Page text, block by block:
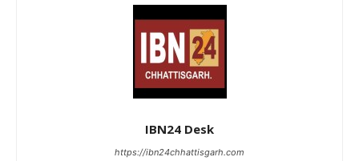
IBN24 Desk
https://ibn24chhattisgarh.com